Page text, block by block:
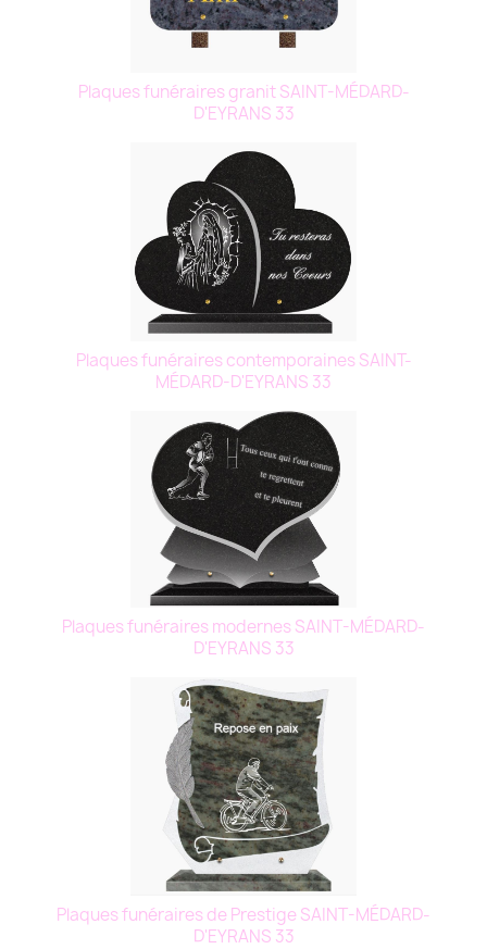
Plaques funéraires granit SAINT-MÉDARD-
D'EYRANS 33
Plaques funéraires contemporaines SAINT-
MÉDARD-D'EYRANS 33
Plaques funéraires modernes SAINT-MÉDARD-
D'EYRANS 33
Plaques funéraires de Prestige SAINT-MÉDARD-
D'EYRANS 33